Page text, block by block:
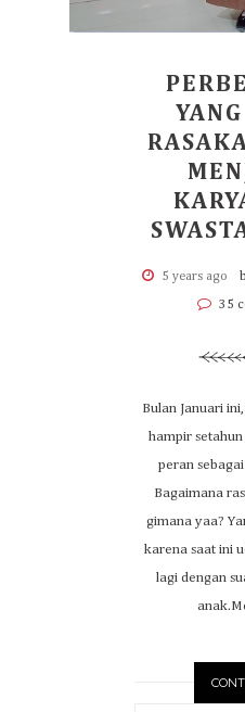
5 years ago
35
Bulan Januari
hampir
peran
Bagaimana
gimana yaa?
karena saat ini
lagi dengan